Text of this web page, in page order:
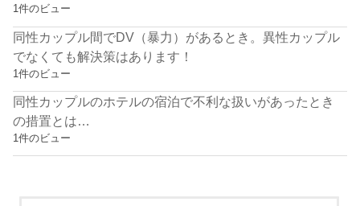
1件のビュー
同性カップル間でDV（暴力）があるとき。異性カップル
でなくても解決策はあります！
1件のビュー
同性カップルのホテルの宿泊で不利な扱いがあったとき
の措置とは…
1件のビュー